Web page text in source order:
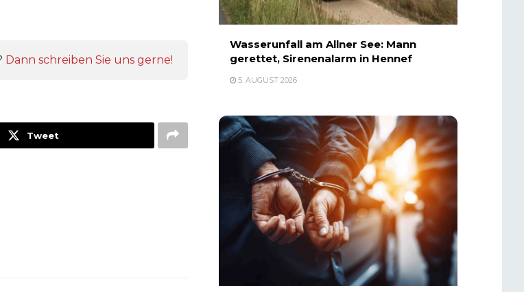
Dann schreiben Sie uns gerne!
Tweet
Wasserunfall am Allner See: Mann
gerettet, Sirenenalarm in Hennef
5. AUGUST 2026